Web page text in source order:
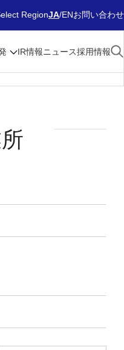
RegionJA ENお問い合わせ
IR情報ニュース採用情報